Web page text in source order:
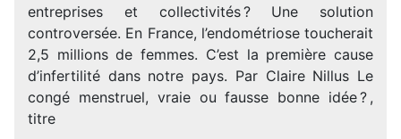
entreprises et collectivités ? Une solution
controversée. En France, l’endométriose toucherait
2,5 millions de femmes. C’est la première cause
d’infertilité dans notre pays. Par Claire Nillus Le
congé menstruel, vraie ou fausse bonne idée ? ,
titre